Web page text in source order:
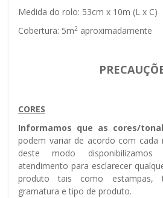
Medida do rolo: 53cm x 10m (L x C)
Cobertura: 5m2 aproximadamente
CORES
Informamos que as cores/
podem variar de acordo com cada
deste modo
atendimento para esclarecer
produto tais como estampas,
gramatura e tipo de produto.